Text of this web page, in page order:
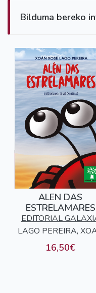
Bilduma bereko
ALEN DAS
ESTRELAMARES
EDITORIAL
S.A.
LAGO PEREIRA,
XOSE
16,50€